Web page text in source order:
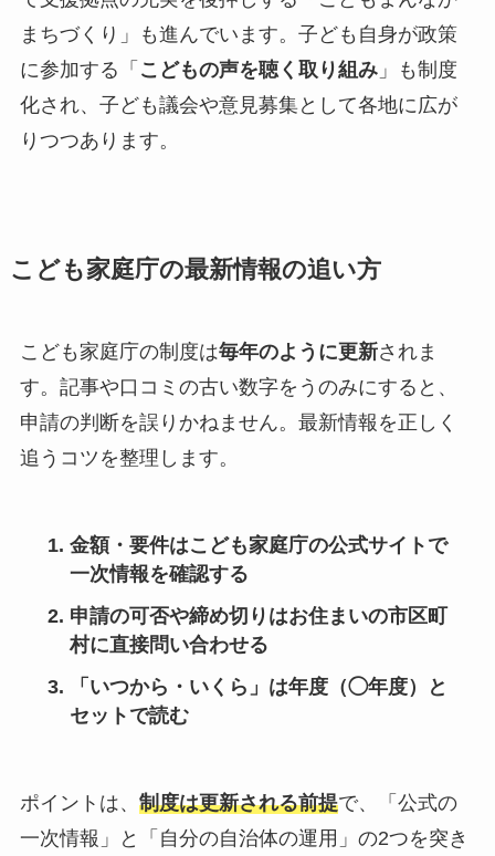
まちづくり」も進んでいます。子ども自身が政策
に参加する「 こどもの声を聴く取り組み」も制度
化され、子ども議会や意見募集として各地に広が
りつつあります。
こども家庭庁の最新情報の追い方
こども家庭庁の制度は毎年のように更新されま
す。記事や口コミの古い数字をうのみにすると、
申請の判断を誤りかねません。最新情報を正しく
追うコツを整理します。
金額・要件はこども家庭庁の公式サイト で
一次情報を確認する
申請の可否や締め切りはお住まいの市区町
村に直接問い合わせる
「いつから・いくら」は年度（◯年度）と
セット で読む
ポイントは、 制度は更新される前提で、「公式の
一次情報」と「自分の自治体の運用」の2つを突き